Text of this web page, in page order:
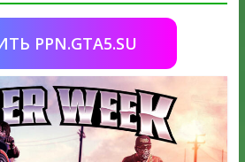
PPN.GTA5.SU